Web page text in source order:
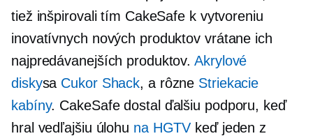
tiež inšpirovali tím CakeSafe k vytvoreniu
inovatívnych nových produktov vrátane ich
najpredávanejších produktov.Akrylové
diskysa Cukor Shack, a rôzne Striekacie
kabíny. CakeSafe dostal ďalšiu podporu, keď
hral vedľajšiu úlohu na HGTV keď jeden z